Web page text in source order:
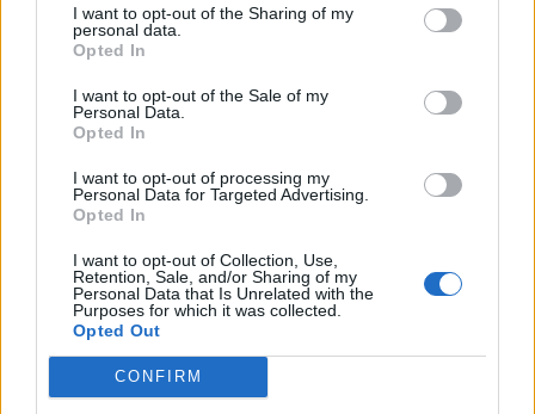
I want to opt-out of the Sharing of my
personal data.
Opted In
I want to opt-out of the Sale of my
Personal Data.
Opted In
I want to opt-out of processing my
Personal Data for Targeted Advertising.
Opted In
I want to opt-out of Collection, Use,
Retention, Sale, and/or Sharing of my
Personal Data that Is Unrelated with the
Purposes for which it was collected.
Opted Out
CONFIRM
A keresett cikk a portfolio.hu hírarchívumához
tartozik, melynek olvasása előfizetéses
Az előfizetés a következőket tartalmazza:
Portfolio.hu teljes cikkarchívum
Kötéslisták: BÉT elmúlt 2 év napon belüli
kötéslistái
Előfizetés
MÁR ELŐFIZETŐNK VAGY?BEJELENTKEZÉS